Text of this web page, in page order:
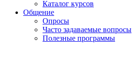
Каталог курсов
Общение
Опросы
Часто задаваемые вопросы
Полезные программы